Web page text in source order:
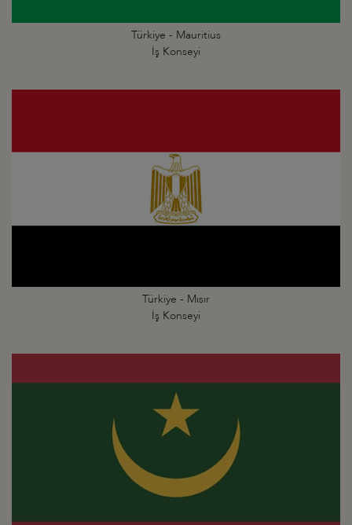
Türkiye - Mauritius
İş Konseyi
Türkiye - Mısır
İş Konseyi